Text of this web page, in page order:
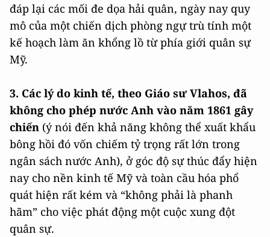
đáp lại các mối đe dọa hải quân, ngày nay quy
mô của một chiến dịch phòng ngự trù tính một
kế hoạch làm ăn khổng lồ từ phía giới quân sự
Mỹ.
3. Các lý do kinh tế, theo Giáo sư Vlahos, đã
không cho phép nước Anh vào năm 1861 gây
chiến (ý nói đến khả năng không thể xuất khẩu
bông hồi đó vốn chiếm tỷ trọng rất lớn trong
ngân sách nước Anh), ở góc độ sự thúc đẩy hiện
nay cho nền kinh tế Mỹ và toàn cầu hóa phổ
quát hiện rất kém và “không phải là phanh
hãm” cho việc phát động một cuộc xung đột
quân sự.